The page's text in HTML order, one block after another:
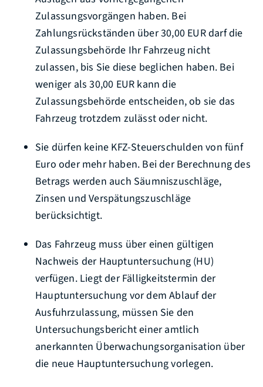
Zulassungsvorgängen haben. Bei
Zahlungsrückständen über 30,00 EUR darf die
Zulassungsbehörde Ihr Fahrzeug nicht
zulassen, bis Sie diese beglichen haben. Bei
weniger als 30,00 EUR kann die
Zulassungsbehörde entscheiden, ob sie das
Fahrzeug trotzdem zulässt oder nicht.
Sie dürfen keine KFZ-Steuerschulden von fünf
Euro oder mehr haben. Bei der Berechnung des
Betrags werden auch Säumniszuschläge,
Zinsen und Verspätungszuschläge
berücksichtigt.
Das Fahrzeug muss über einen gültigen
Nachweis der Hauptuntersuchung (HU)
verfügen. Liegt der Fälligkeitstermin der
Hauptuntersuchung vordem Ablauf der
Ausfuhrzulassung, müssen Sie den
Untersuchungsbericht einer amtlich
anerkannten Überwachungsorganisation über
die neue Hauptuntersuchung vorlegen.